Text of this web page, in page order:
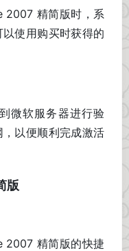
2007 精简版时，系
使用购买时获得的
微软服务器进行验
以便顺利完成激活
版
2007 精简版的快捷